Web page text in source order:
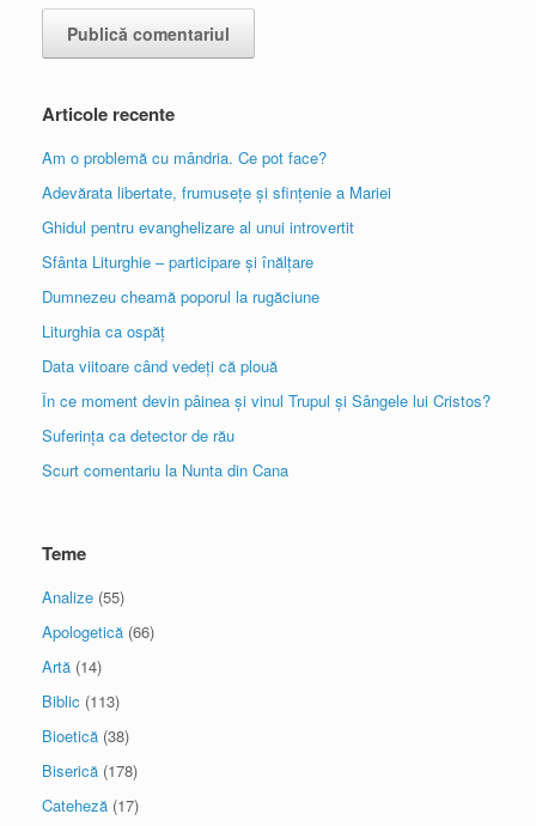
Articole recente
Am o problemă cu mândria. Ce pot face?
Adevărata libertate, frumusețe și sfințenie a Mariei
Ghidul pentru evanghelizare al unui introvertit
Sfânta Liturghie – participare și înălțare
Dumnezeu cheamă poporul la rugăciune
Liturghia ca ospăț
Data viitoare când vedeți că plouă
În ce moment devin pâinea și vinul Trupul și Sângele lui Cristos?
Suferința ca detector de rău
Scurt comentariu la Nunta din Cana
Teme
Analize (55)
Apologetică (66)
Artă (14)
Biblic (113)
Bioetică (38)
Biserică (178)
Cateheză (17)